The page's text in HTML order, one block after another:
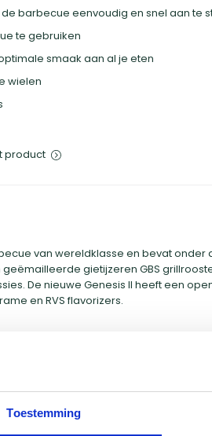
Toestemming
barbecue eenvoudig en snel aan te
te gebruiken
smaak aan al je eten
wielen
product
van wereldklasse en bevat
gietijzeren GBS
De nieuwe Genesis II heeft een
en RVS flavorizers.